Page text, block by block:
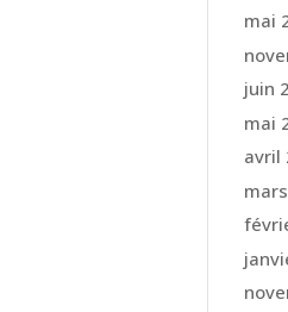
mai
juin
mai
avril